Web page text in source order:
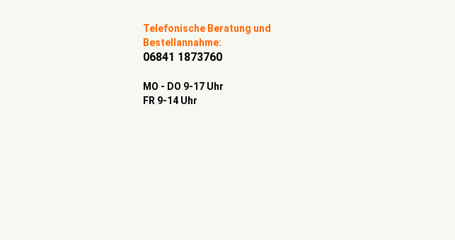
Telefonische Beratung und
Bestellannahme:
06841 1873760
MO - DO 9-17 Uhr
FR 9-14 Uhr